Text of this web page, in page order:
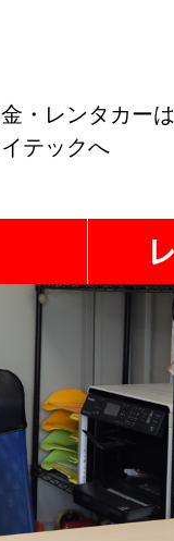
・レンタカーは
テックへ